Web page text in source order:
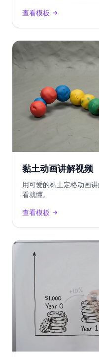
查看模板
黏土动画讲解视频
用可爱的黏土定格动画
看就懂。
查看模板